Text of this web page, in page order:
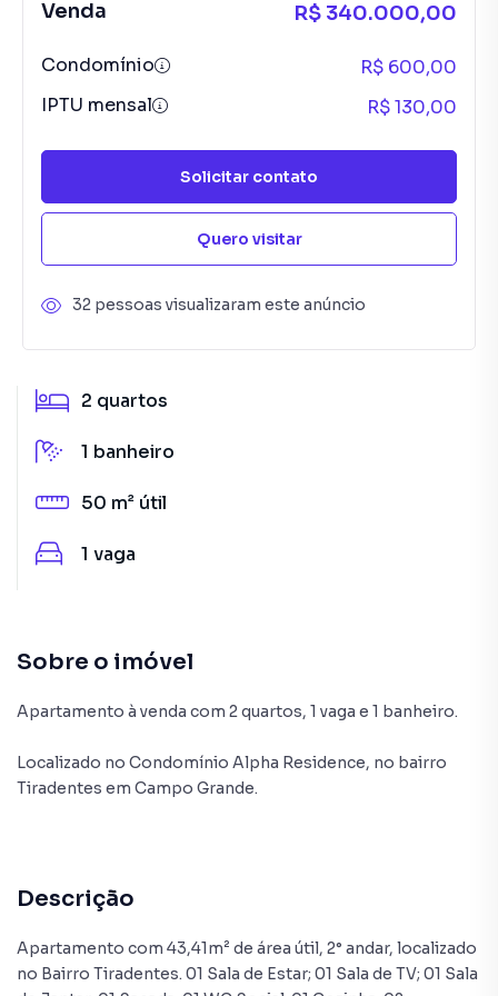
2 quartos
1 banheiro
50 m² útil
1 vaga
Sobre o imóvel
Apartamento à venda com 2 quartos, 1 vaga e 1 banheiro.
Localizado no Condomínio Alpha Residence, no bairro
Tiradentes em Campo Grande.
Descrição
Apartamento com 43,41m² de área útil, 2° andar, localizado
no Bairro Tiradentes. 01 Sala de Estar; 01 Sala de TV; 01 Sala
Venda R$ 340.000,00
Condomínio
R$ 600,00
IPTU mensal
R$ 130,00
Solicitar contato
Quero visitar
32 pessoas visualizaram este anúncio